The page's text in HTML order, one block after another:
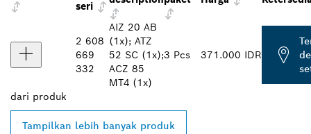
seri
2 608
669
332
AIZ 20 AB
(1x); ATZ
52 SC (1x);
ACZ 85
MT4 (1x)
3 Pcs 371.000 IDR
dari produk
Tampilkan lebih banyak produk